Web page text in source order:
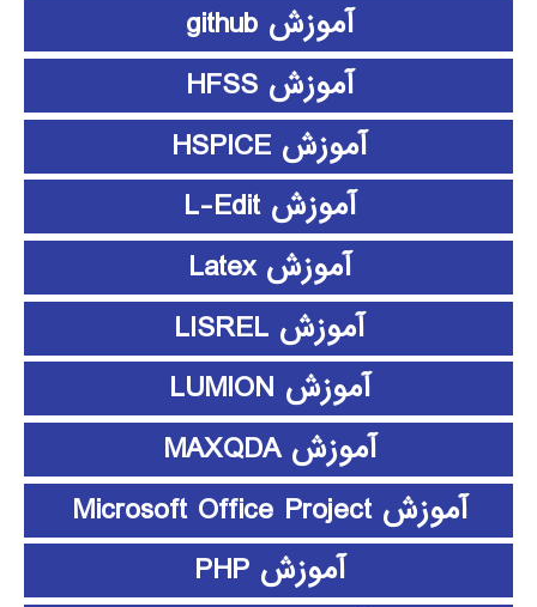
آموزش github
آموزش HFSS
آموزش HSPICE
آموزش L-Edit
آموزش Latex
آموزش LISREL
آموزش LUMION
آموزش MAXQDA
آموزش Microsoft Office Project
آموزش PHP